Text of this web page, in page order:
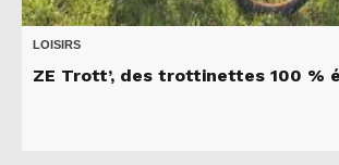
LOISIRS
ZE Trott’, des trottinettes 100 %